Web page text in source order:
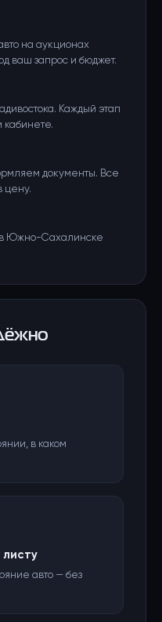
на аукционах
ваш запрос и бюджет.
Каждый этап
кабинете.
документы. Все
цену.
в Южно-Сахалинске
в каком
авто — без